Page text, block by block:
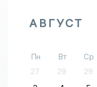
АВГУСТ
Пн Вт Ср
27
28 29